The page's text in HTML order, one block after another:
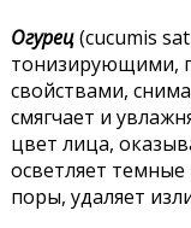
Огурец(cucumis
тонизирующими,
свойствами,
смягчает и
цвет лица,
осветляет темные
поры, удаляет